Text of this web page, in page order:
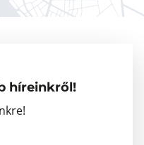
híreinkről!